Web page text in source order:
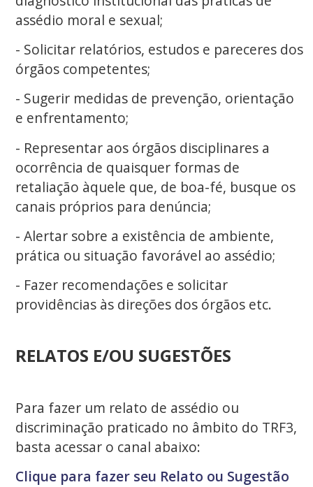
assédio moral e sexual;
- Solicitar relatórios, estudos e pareceres dos
órgãos competentes;
- Sugerir medidas de prevenção, orientação
e enfrentamento;
- Representar aos órgãos disciplinares a
ocorrência de quaisquer formas de
retaliação àquele que, de boa-fé, busque os
canais próprios para denúncia;
- Alertar sobre a existência de ambiente,
prática ou situação favorável ao assédio;
- Fazer recomendações e solicitar
providências às direções dos órgãos etc.
RELATOS E/OU SUGESTÕES
Para fazer um relato de assédio ou
discriminação praticado no âmbito do TRF3,
basta acessar o canal abaixo:
Clique para fazer seu Relato ou Sugestão